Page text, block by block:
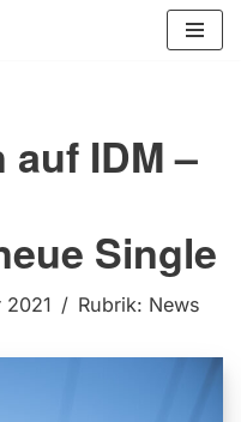
IDM –
Single
2021 Rubrik: News